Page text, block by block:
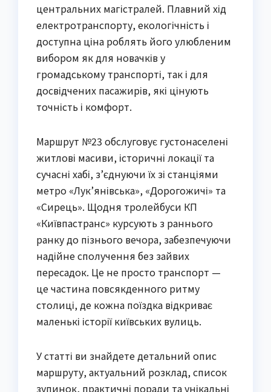
центральних магістралей. Плавний хід
електротранспорту, екологічність і
доступна ціна роблять його улюбленим
вибором як для новачків у
громадському транспорті, так і для
досвідчених пасажирів, які цінують
точність і комфорт.
Маршрут №23 обслуговує густонаселені
житлові масиви, історичні локації та
сучасні хабі, з’єднуючи їх зі станціями
метро «Лук’янівська», «Дорогожичі» та
«Сирець». Щодня тролейбуси КП
«Київпастранс» курсують з раннього
ранку до пізнього вечора, забезпечуючи
надійне сполучення без зайвих
пересадок. Це не просто транспорт —
це частина повсякденного ритму
столиці, де кожна поїздка відкриває
маленькі історії київських вулиць.
У статті ви знайдете детальний опис
маршруту, актуальний розклад, список
зупинок, практичні поради та унікальні